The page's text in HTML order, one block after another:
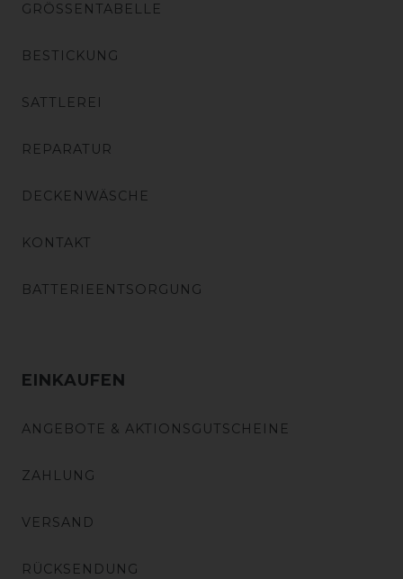
GRÖSSENTABELLE
BESTICKUNG
SATTLEREI
REPARATUR
DECKENWÄSCHE
KONTAKT
BATTERIEENTSORGUNG
EINKAUFEN
ANGEBOTE & AKTIONSGUTSCHEINE
ZAHLUNG
VERSAND
RÜCKSENDUNG